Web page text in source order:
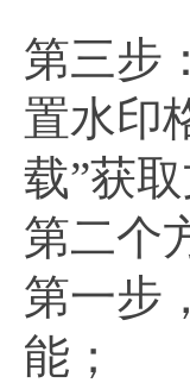
第三步
置水印
载”获取
第二个
第一步
能；